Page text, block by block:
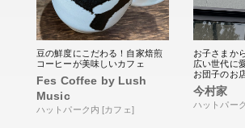
豆の鮮度にこだわる！自家焙煎
コーヒーが美味しいカフェ
Fes Coffee by Lush
Music
ハットパーク内 [カフェ]
お子さまか
広い世代に
お団子のお
今村家
ハットパー